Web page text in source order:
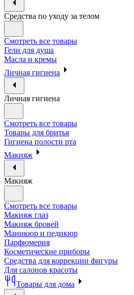
Средства по уходу за телом
Смотреть все товары
Гели для душа
Масла и кремы
Личная гигиена
Личная гигиена
Смотреть все товары
Товары для бритья
Гигиена полости рта
Макияж
Макияж
Смотреть все товары
Макияж глаз
Макияж бровей
Маникюр и педикюр
Парфюмерия
Косметические приборы
Средства для коррекции фигуры
Для салонов красоты
Товары для дома